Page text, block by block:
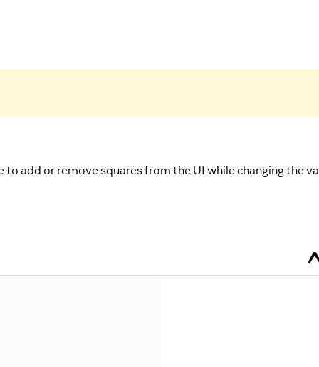
add or remove squares from the UI while changing the